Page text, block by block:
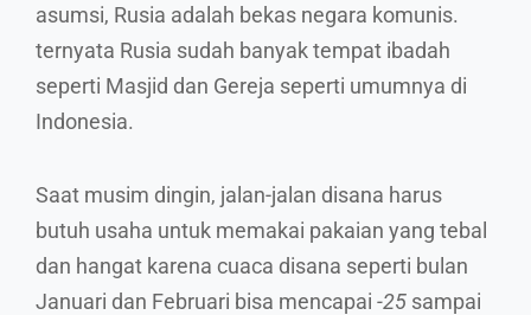
asumsi, Rusia adalah bekas negara komunis.
ternyata Rusia sudah banyak tempat ibadah
seperti Masjid dan Gereja seperti umumnya di
Indonesia.
Saat musim dingin, jalan-jalan disana harus
butuh usaha untuk memakai pakaian yang tebal
dan hangat karena cuaca disana seperti bulan
Januari dan Februari bisa mencapai -25 sampai